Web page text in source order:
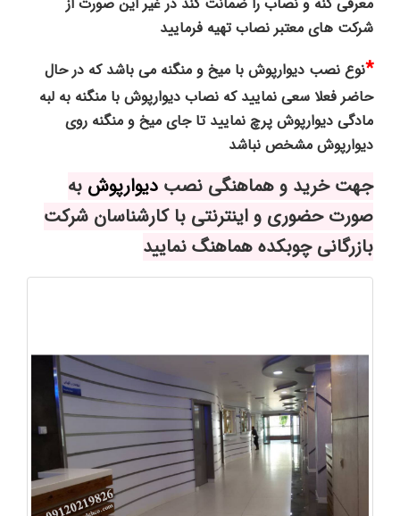
شرکت های معتبر نصاب تهیه فرمایید
*نوع نصب دیوارپوش با میخ و منگنه می باشد که در حال
حاضر فعلا سعی نمایید که نصاب دیوارپوش با منگنه به لبه
مادگی دیوارپوش پرچ نمایید تا جای میخ و منگنه روی
دیوارپوش مشخص نباشد
جهت خرید و هماهنگی نصب دیوارپوش به
صورت حضوری و اینترنتی با کارشناسان شرکت
بازرگانی چوبکده هماهنگ نمایید